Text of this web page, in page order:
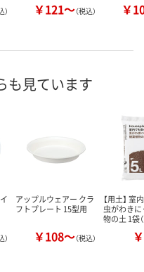
） ￥121～（税込） ￥
も見ています
）
アップルウェアー クラ
フトプレート 15型用
￥108～（税込）
【用土】 室
虫がわき
物の土 1袋